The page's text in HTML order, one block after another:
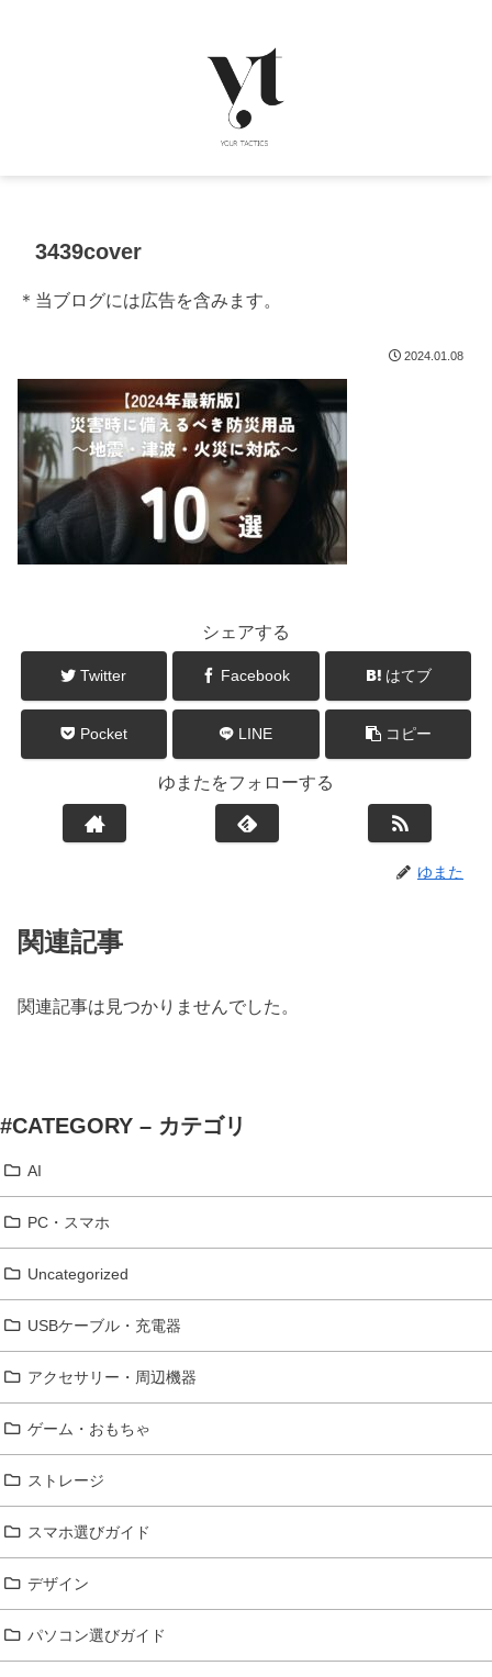
3439cover
＊当ブログには広告を含みます。
2024.01.08
シェアする
Twitter Facebook はてブ
Pocket LINE コピー
ゆまたをフォローする
ゆまた
関連記事
関連記事は見つかりませんでした。
#CATEGORY – カテゴリ
AI
PC・スマホ
Uncategorized
USBケーブル・充電器
アクセサリー・周辺機器
ゲーム・おもちゃ
ストレージ
スマホ選びガイド
デザイン
パソコン選びガイド